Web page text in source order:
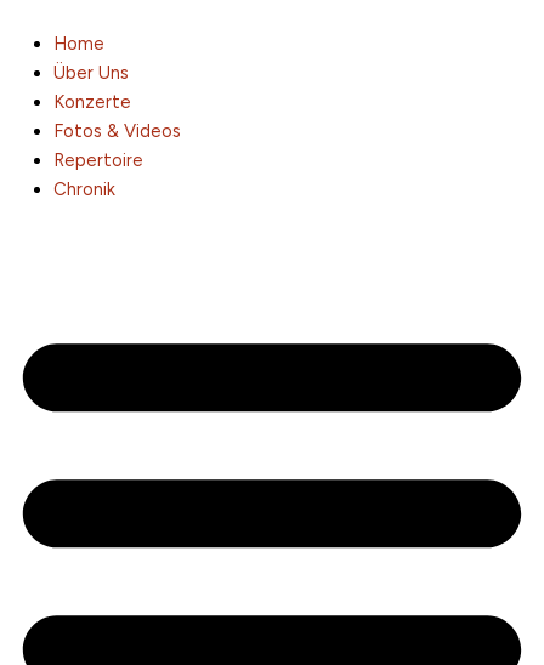
Inhalt
springen
Home
Über Uns
Konzerte
Fotos & Videos
Repertoire
Chronik